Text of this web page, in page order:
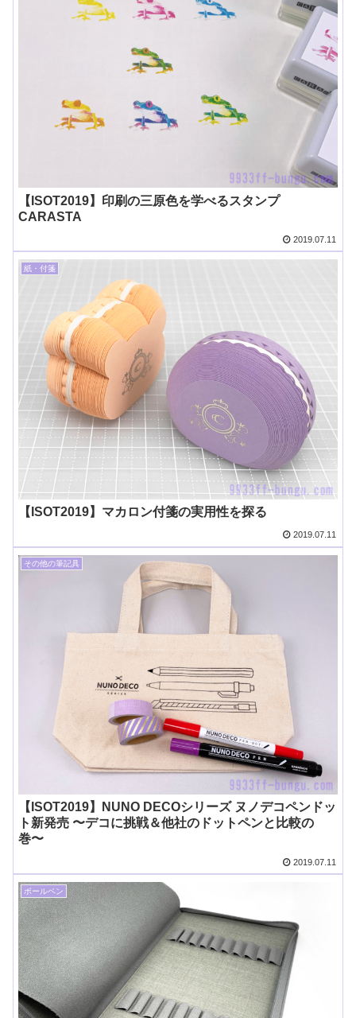
【ISOT2019】印刷の三原色を学べるスタンプ
CARASTA
2019.07.11
紙・付箋
【ISOT2019】マカロン付箋の実用性を探る
2019.07.11
その他の筆記具
【ISOT2019】NUNO DECOシリーズ ヌノデコペンドッ
ト新発売 〜デコに挑戦＆他社のドットペンと比較の
巻〜
2019.07.11
ボールペン